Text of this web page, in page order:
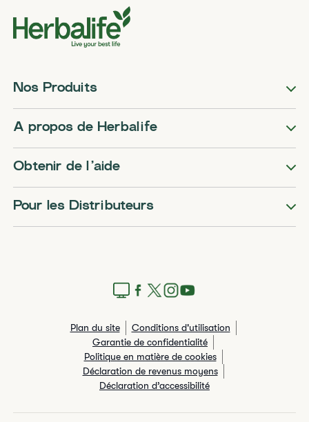
Nos Produits
A propos de Herbalife
Obtenir de l’aide
Pour les Distributeurs
Plan du site
Conditions d'utilisation
Garantie de confidentialité
Politique en matière de cookies
Déclaration de revenus moyens
Déclaration d’accessibilité